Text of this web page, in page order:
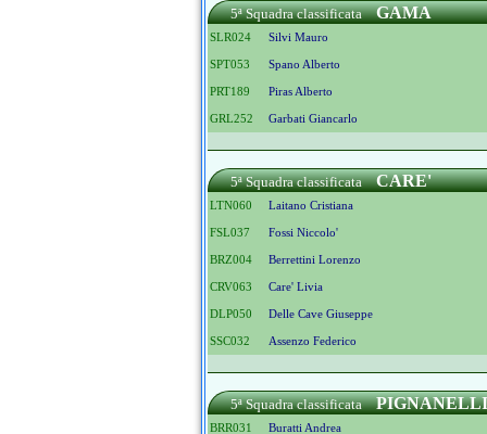
5ª Squadra classificata GAMA
SLR024 Silvi Mauro
SPT053 Spano Alberto
PRT189 Piras Alberto
GRL252 Garbati Giancarlo
5ª Squadra classificata CARE'
LTN060 Laitano Cristiana
FSL037 Fossi Niccolo'
BRZ004 Berrettini Lorenzo
CRV063 Care' Livia
DLP050 Delle Cave Giuseppe
SSC032 Assenzo Federico
5ª Squadra classificata PIGNANELLI
BRR031 Buratti Andrea